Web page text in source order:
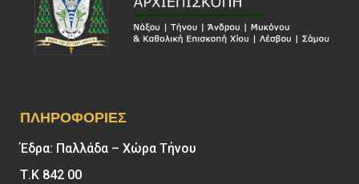
ΠΛΗΡΟΦΟΡΊΕΣ
Έδρα: Παλλάδα – Χώρα Τήνου
Τ.Κ 842 00